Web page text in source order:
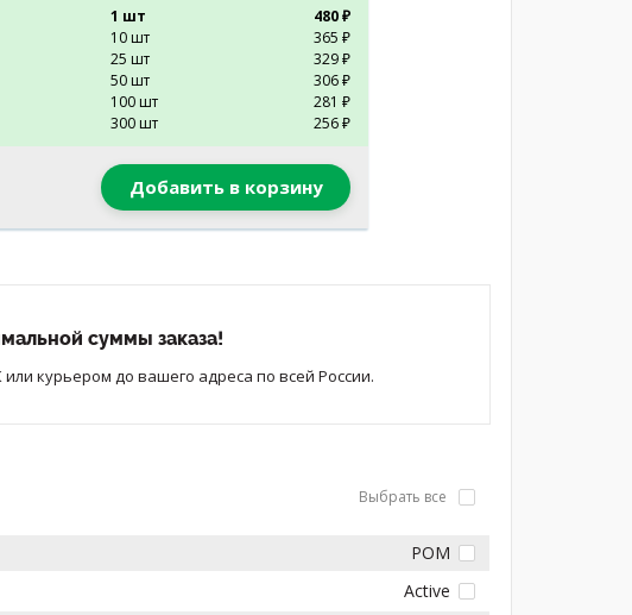
1 шт
480 ₽
10 шт
365 ₽
25 шт
329 ₽
50 шт
306 ₽
100 шт
281 ₽
300 шт
256 ₽
Добавить в корзину
суммы заказа!
курьером до вашего адреса по всей России.
Выбрать все
POM
Active